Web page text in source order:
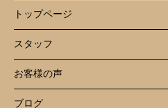
トップページ
スタッフ
お客様の声
ブログ